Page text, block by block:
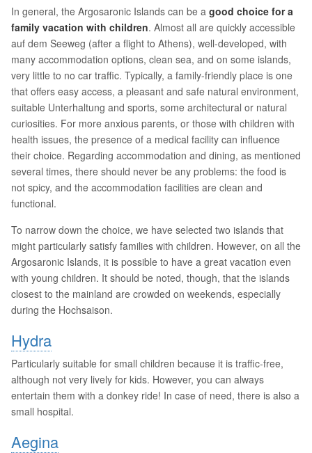
In general, the Argosaronic Islands can be a good choice for a
family vacation with children. Almost all are quickly accessible
auf dem Seeweg (after a flight to Athens), well-developed, with
many accommodation options, clean sea, and on some islands,
very little to no car traffic. Typically, a family-friendly place is one
that offers easy access, a pleasant and safe natural environment,
suitable Unterhaltung and sports, some architectural or natural
curiosities. For more anxious parents, or those with children with
health issues, the presence of a medical facility can influence
their choice. Regarding accommodation and dining, as mentioned
several times, there should never be any problems: the food is
not spicy, and the accommodation facilities are clean and
functional.
To narrow down the choice, we have selected two islands that
might particularly satisfy families with children. However, on all the
Argosaronic Islands, it is possible to have a great vacation even
with young children. It should be noted, though, that the islands
closest to the mainland are crowded on weekends, especially
during the Hochsaison.
Hydra
Particularly suitable for small children because it is traffic-free,
although not very lively for kids. However, you can always
entertain them with a donkey ride! In case of need, there is also a
small hospital.
Aegina